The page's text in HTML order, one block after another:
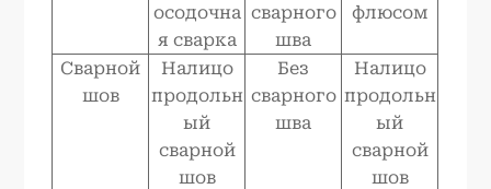
осодочна
я сварка
сварного
шва
флюсом
Сварной
шов
Налицо
продольн
ый
сварной
шов
Без
сварного
шва
Налицо
продольн
ый
сварной
шов